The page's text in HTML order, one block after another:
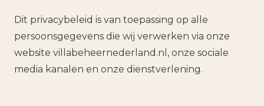
Dit privacybeleid is van toepassing op alle
persoonsgegevens die wij verwerken via onze
website villabeheernederland.nl, onze sociale
media kanalen en onze dienstverlening.